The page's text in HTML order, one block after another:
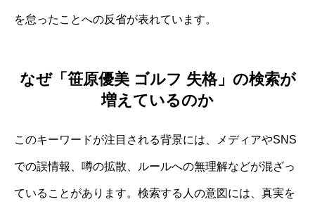
を怠ったことへの反省が表れています。
なぜ「笹原優美 ゴルフ 失格」の検索が
増えているのか
このキーワードが注目される背景には、メディアやSNS
での誤情報、噂の拡散、ルールへの無理解などが混ざっ
ていることがあります。検索する人の意図には、真実を